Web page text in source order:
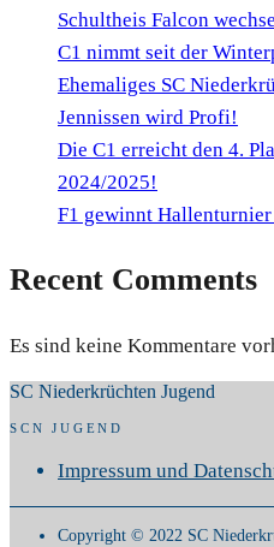
Schultheis Falcon
C1 nimmt seit der
Ehemaliges SC
Jennissen wird Profi!
Die C1 erreicht den 4.
2024/2025!
F1 gewinnt
Recent Comments
Es sind keine Kommentare
SC Niederkrüchten Jugend
SCN JUGEND
Impressum und
Copyright © 2022 SC